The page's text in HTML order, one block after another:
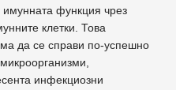
функция чрез
клетки. Това
да се справи по-успешно
инфекциозни